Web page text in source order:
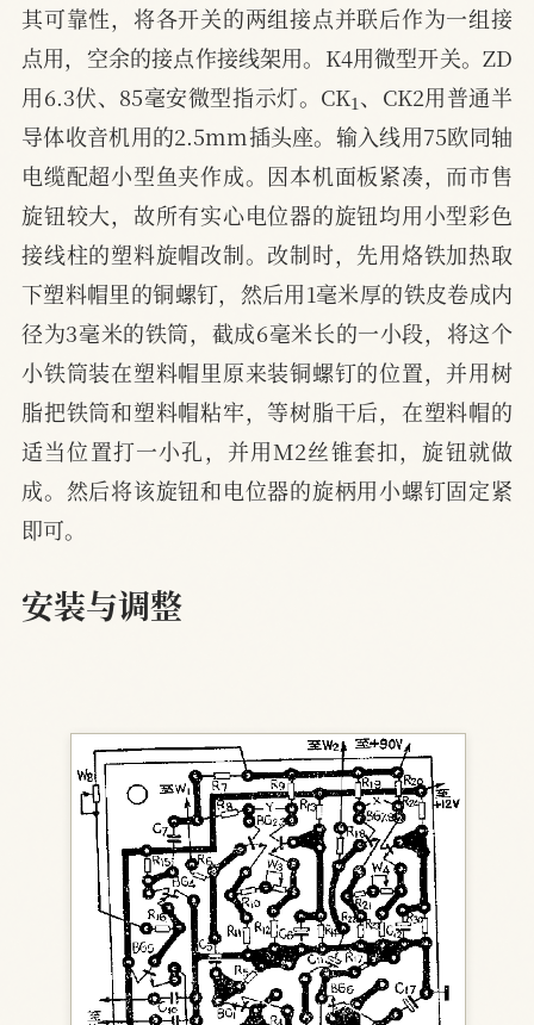
其可靠性，将各开关的两组接点并联后作为一组接
点用，空余的接点作接线架用。K4用微型开关。ZD
用6.3伏、85毫安微型指示灯。CK1、CK2用普通半
导体收音机用的2.5mm插头座。输入线用75欧同轴
电缆配超小型鱼夹作成。因本机面板紧凑，而市售
旋钮较大，故所有实心电位器的旋钮均用小型彩色
接线柱的塑料旋帽改制。改制时，先用烙铁加热取
下塑料帽里的铜螺钉，然后用1毫米厚的铁皮卷成内
径为3毫米的铁筒，截成6毫米长的一小段，将这个
小铁筒装在塑料帽里原来装铜螺钉的位置，并用树
脂把铁筒和塑料帽粘牢，等树脂干后，在塑料帽的
适当位置打一小孔，并用M2丝锥套扣，旋钮就做
成。然后将该旋钮和电位器的旋柄用小螺钉固定紧
即可。
安装与调整